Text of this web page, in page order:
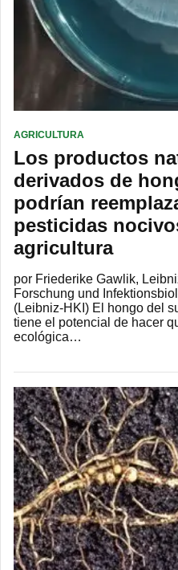
AGRICULTURA
Los productos
derivados de
podrían
pesticidas
agricultura
por Friederike Gawlik,
Forschung und
(Leibniz-HKI) El hongo del
tiene el potencial de hacer
ecológica…